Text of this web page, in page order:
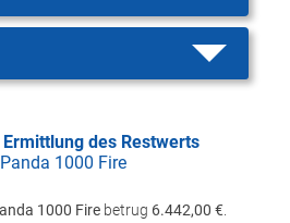
des Restwerts
1000 Fire
1000 Fire betrug 6.442,00 €